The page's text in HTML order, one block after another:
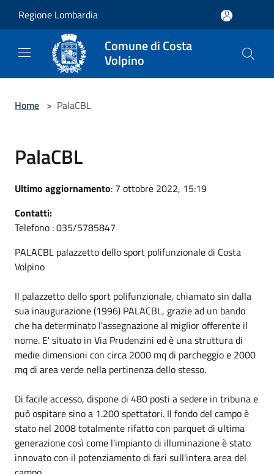
Regione Lombardia
Comune di Costa
Volpino
Home > PalaCBL
PalaCBL
Ultimo aggiornamento: 7 ottobre 2022, 15:19
Contatti:
Telefono : 035/5785847
PALACBL palazzetto dello sport polifunzionale di Costa
Volpino
Il palazzetto dello sport polifunzionale, chiamato sin dalla
sua inaugurazione (1996) PALACBL, grazie ad un bando
che ha determinato l'assegnazione al miglior offerente il
nome. E' situato in Via Prudenzini ed è una struttura di
medie dimensioni con circa 2000 mq di parcheggio e 2000
mq di area verde nella pertinenza dello stesso.
Di facile accesso, dispone di 480 posti a sedere in tribuna e
può ospitare sino a 1.200 spettatori. Il fondo del campo è
stato nel 2008 totalmente rifatto con parquet di ultima
generazione così come l'impianto di illuminazione è stato
innovato con il potenziamento di fari sull'intera area del